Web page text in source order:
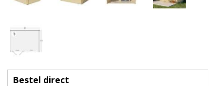
Bestel direct